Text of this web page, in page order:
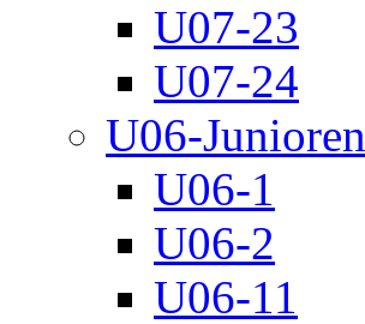
U07-23
U07-24
U06-Junioren
U06-1
U06-2
U06-11